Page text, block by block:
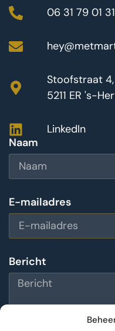
06 31 79 01 31
Stoofstraat 4,
5211 ER 's-
LinkedIn
Naam
E-mailadres
Bericht